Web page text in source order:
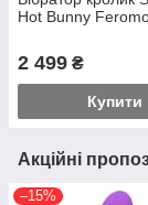
Hot Bunny
2 499 ₴
Купити
Акційні
–15%